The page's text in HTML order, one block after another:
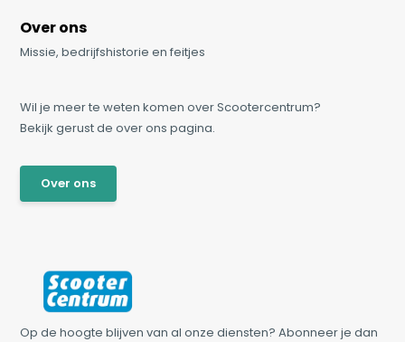
Over ons
Missie, bedrijfshistorie en feitjes
Wil je meer te weten komen over Scootercentrum?
Bekijk gerust de over ons pagina.
Over ons
Op de hoogte blijven van al onze diensten? Abonneer je dan